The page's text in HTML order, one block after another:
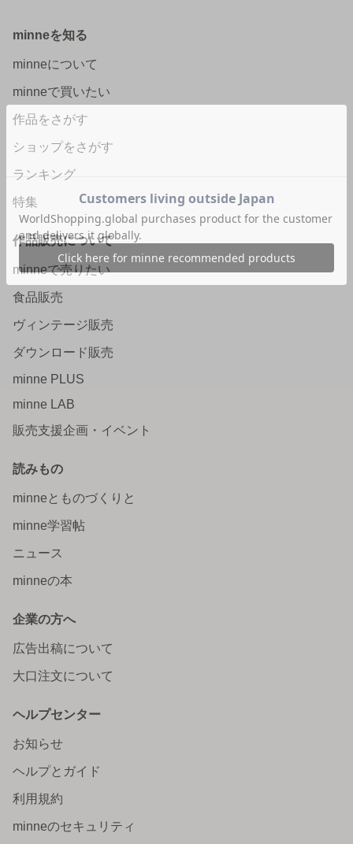
minneを知る
minneについて
minneで買いたい
作品をさがす
ショップをさがす
ランキング
特集
作品販売について
minneで売りたい
食品販売
ヴィンテージ販売
ダウンロード販売
minne PLUS
minne LAB
販売支援企画・イベント
読みもの
minneとものづくりと
minne学習帖
ニュース
minneの本
企業の方へ
広告出稿について
大口注文について
ヘルプセンター
お知らせ
ヘルプとガイド
利用規約
minneのセキュリティ